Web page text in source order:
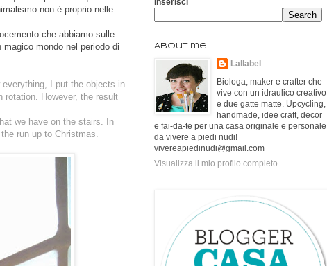
non è proprio nelle
che abbiamo sulle
mondo nel periodo di
I put the objects in
However, the result
we have on the stairs. In
run up to Christmas.
Inserisci
About me
Lallabel
Biologa, maker e crafter che
vive con un idraulico creativo
e due gatte matte. Upcycling,
handmade, idee craft, decor
e fai-da-te per una casa originale e personale
da vivere a piedi nudi!
vivereapiedinudi@gmail.com
Visualizza il mio profilo completo